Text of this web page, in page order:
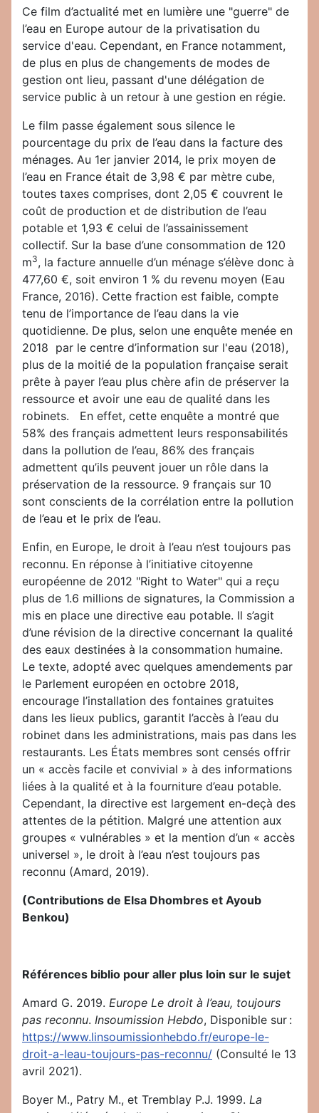
Ce film d’actualité met en lumière une "guerre" de
l’eau en Europe autour de la privatisation du
service d'eau. Cependant, en France notamment,
de plus en plus de changements de modes de
gestion ont lieu, passant d'une délégation de
service public à un retour à une gestion en régie.
Le film passe également sous silence le
pourcentage du prix de l’eau dans la facture des
ménages. Au 1er janvier 2014, le prix moyen de
l’eau en France était de 3,98 € par mètre cube,
toutes taxes comprises, dont 2,05 € couvrent le
coût de production et de distribution de l’eau
potable et 1,93 € celui de l’assainissement
collectif. Sur la base d’une consommation de 120
m3, la facture annuelle d’un ménage s’élève donc à
477,60 €, soit environ 1 % du revenu moyen (Eau
France, 2016). Cette fraction est faible, compte
tenu de l’importance de l’eau dans la vie
quotidienne. De plus, selon une enquête menée en
2018 par le centre d’information sur l'eau (2018),
plus de la moitié de la population française serait
prête à payer l’eau plus chère afin de préserver la
ressource et avoir une eau de qualité dans les
robinets. En effet, cette enquête a montré que
58% des français admettent leurs responsabilités
dans la pollution de l’eau, 86% des français
admettent qu’ils peuvent jouer un rôle dans la
préservation de la ressource. 9 français sur 10
sont conscients de la corrélation entre la pollution
de l’eau et le prix de l’eau.
Enfin, en Europe, le droit à l’eau n’est toujours pas
reconnu. En réponse à l’initiative citoyenne
européenne de 2012 "Right to Water" qui a reçu
plus de 1.6 millions de signatures, la Commission a
mis en place une directive eau potable. Il s’agit
d’une révision de la directive concernant la qualité
des eaux destinées à la consommation humaine.
Le texte, adopté avec quelques amendements par
le Parlement européen en octobre 2018,
encourage l’installation des fontaines gratuites
dans les lieux publics, garantit l’accès à l’eau du
robinet dans les administrations, mais pas dans les
restaurants. Les États membres sont censés offrir
un « accès facile et convivial » à des informations
liées à la qualité et à la fourniture d’eau potable.
Cependant, la directive est largement en-deçà des
attentes de la pétition. Malgré une attention aux
groupes « vulnérables » et la mention d’un « accès
universel », le droit à l’eau n’est toujours pas
reconnu (Amard, 2019).
(Contributions de Elsa Dhombres et Ayoub
Benkou)
Références biblio pour aller plus loin sur le sujet
Amard G. 2019. Europe Le droit à l’eau, toujours
pas reconnu. Insoumission Hebdo, Disponible sur :
https://www.linsoumissionhebdo.fr/europe-le-
droit-a-leau-toujours-pas-reconnu/ (Consulté le 13
avril 2021).
Boyer M., Patry M., et Tremblay P.J. 1999. La